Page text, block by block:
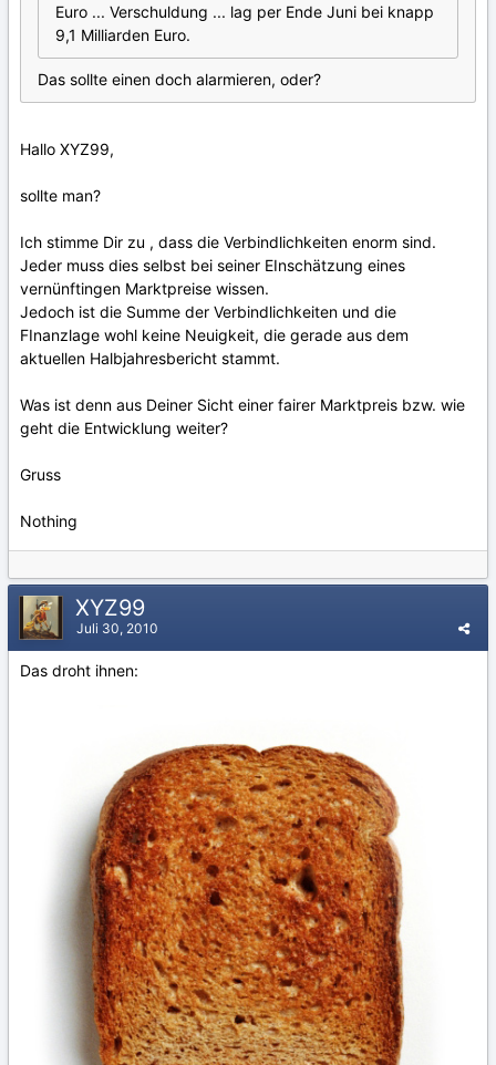
Euro ... Verschuldung ... lag per Ende Juni bei knapp
9,1 Milliarden Euro.
Das sollte einen doch alarmieren, oder?
Hallo XYZ99,
sollte man?
Ich stimme Dir zu , dass die Verbindlichkeiten enorm sind.
Jeder muss dies selbst bei seiner EInschätzung eines
vernünftingen Marktpreise wissen.
Jedoch ist die Summe der Verbindlichkeiten und die
FInanzlage wohl keine Neuigkeit, die gerade aus dem
aktuellen Halbjahresbericht stammt.
Was ist denn aus Deiner Sicht einer fairer Marktpreis bzw. wie
geht die Entwicklung weiter?
Gruss
Nothing
XYZ99
Juli 30, 2010
Das droht ihnen: